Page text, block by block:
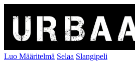
Luo Määritelmä Selaa Slangipeli